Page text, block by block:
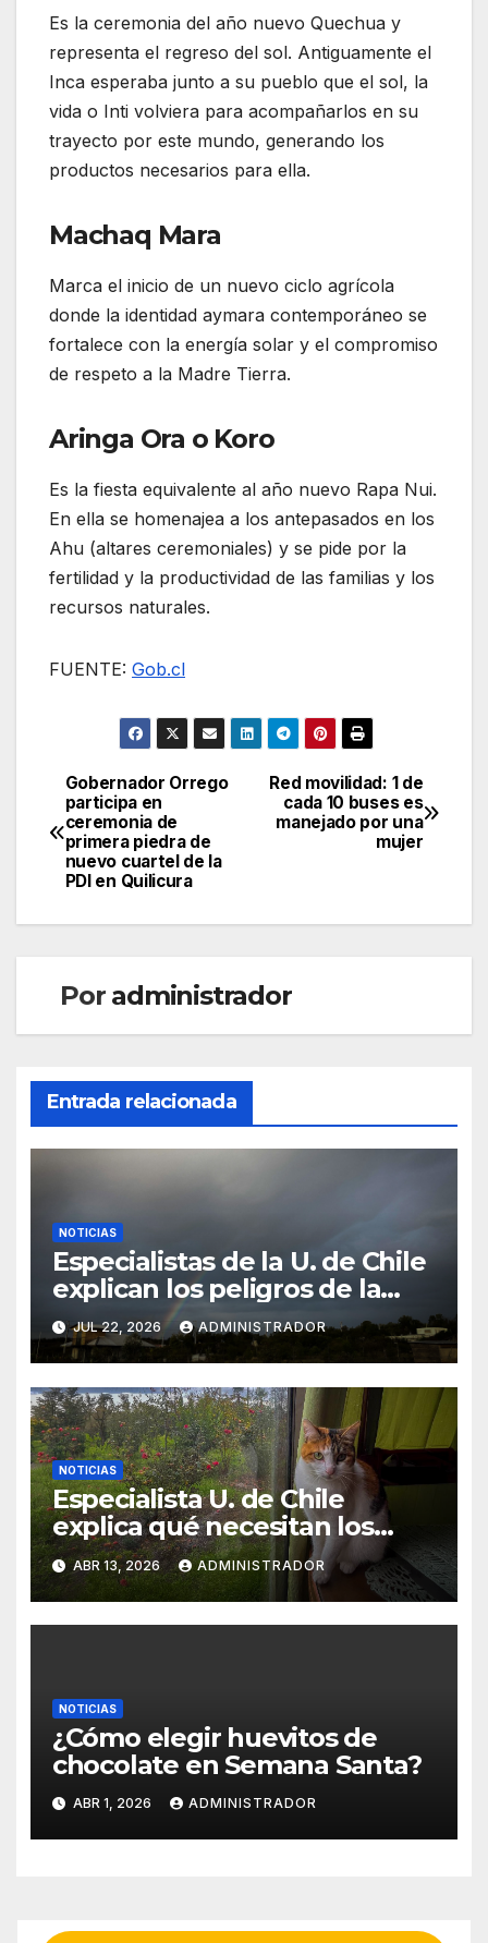
Es la ceremonia del año nuevo Quechua y
representa el regreso del sol. Antiguamente el
Inca esperaba junto a su pueblo que el sol, la
vida o Inti volviera para acompañarlos en su
trayecto por este mundo, generando los
productos necesarios para ella.
Machaq Mara
Marca el inicio de un nuevo ciclo agrícola
donde la identidad aymara contemporáneo se
fortalece con la energía solar y el compromiso
de respeto a la Madre Tierra.
Aringa Ora o Koro
Es la fiesta equivalente al año nuevo Rapa Nui.
En ella se homenajea a los antepasados en los
Ahu (altares ceremoniales) y se pide por la
fertilidad y la productividad de las familias y los
recursos naturales.
FUENTE: Gob.cl
Navegación
de
entradas
Red movilidad: 1 de
cada 10 buses es
manejado por una
mujer
Gobernador Orrego
participa en
ceremonia de
primera piedra de
nuevo cuartel de la
PDI en Quilicura
Por administrador
Entrada relacionada
NOTICIAS
Especialistas de la U. de Chile
explican los peligros de la
humedad y cómo ventilar y
temperar los hogares
JUL 22, 2026 ADMINISTRADOR
NOTICIAS
Especialista U. de Chile
explica qué necesitan los
gatos indoor para vivir mejor
ABR 13, 2026 ADMINISTRADOR
NOTICIAS
¿Cómo elegir huevitos de
chocolate en Semana Santa?
ABR 1, 2026 ADMINISTRADOR